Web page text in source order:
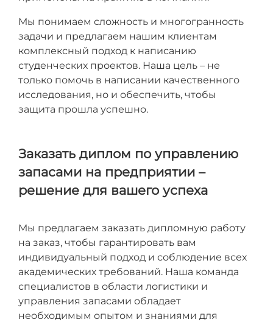
Мы понимаем сложность и многогранность
задачи и предлагаем нашим клиентам
комплексный подход к написанию
студенческих проектов. Наша цель – не
только помочь в написании качественного
исследования, но и обеспечить, чтобы
защита прошла успешно.
Заказать диплом по управлению
запасами на предприятии –
решение для вашего успеха
Мы предлагаем заказать дипломную работу
на заказ, чтобы гарантировать вам
индивидуальный подход и соблюдение всех
академических требований. Наша команда
специалистов в области логистики и
управления запасами обладает
необходимым опытом и знаниями для